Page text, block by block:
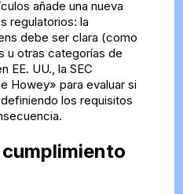
añade una nueva
regulatorios: la
debe ser clara (como
u otras categorías de
EE. UU., la SEC
Howey» para evaluar si
los requisitos